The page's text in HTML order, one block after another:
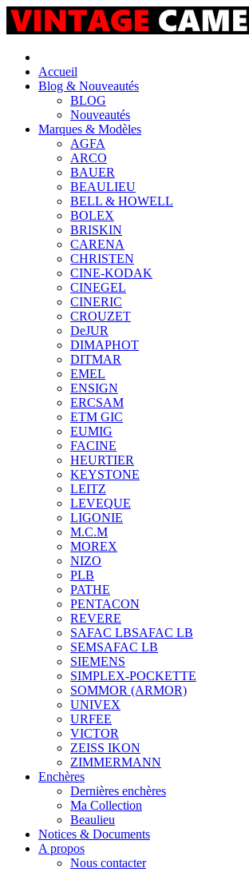
Accueil
Blog & Nouveautés
BLOG
Nouveautés
Marques & Modèles
AGFA
ARCO
BAUER
BEAULIEU
BELL & HOWELL
BOLEX
BRISKIN
CARENA
CHRISTEN
CINE-KODAK
CINEGEL
CINERIC
CROUZET
DeJUR
DIMAPHOT
DITMAR
EMEL
ENSIGN
ERCSAM
ETM GIC
EUMIG
FACINE
HEURTIER
KEYSTONE
LEITZ
LEVEQUE
LIGONIE
M.C.M
MOREX
NIZO
PLB
PATHE
PENTACON
REVERE
SAFAC LBSAFAC LB
SEMSAFAC LB
SIEMENS
SIMPLEX-POCKETTE
SOMMOR (ARMOR)
UNIVEX
URFEE
VICTOR
ZEISS IKON
ZIMMERMANN
Enchères
Dernières enchères
Ma Collection
Beaulieu
Notices & Documents
A propos
Nous contacter